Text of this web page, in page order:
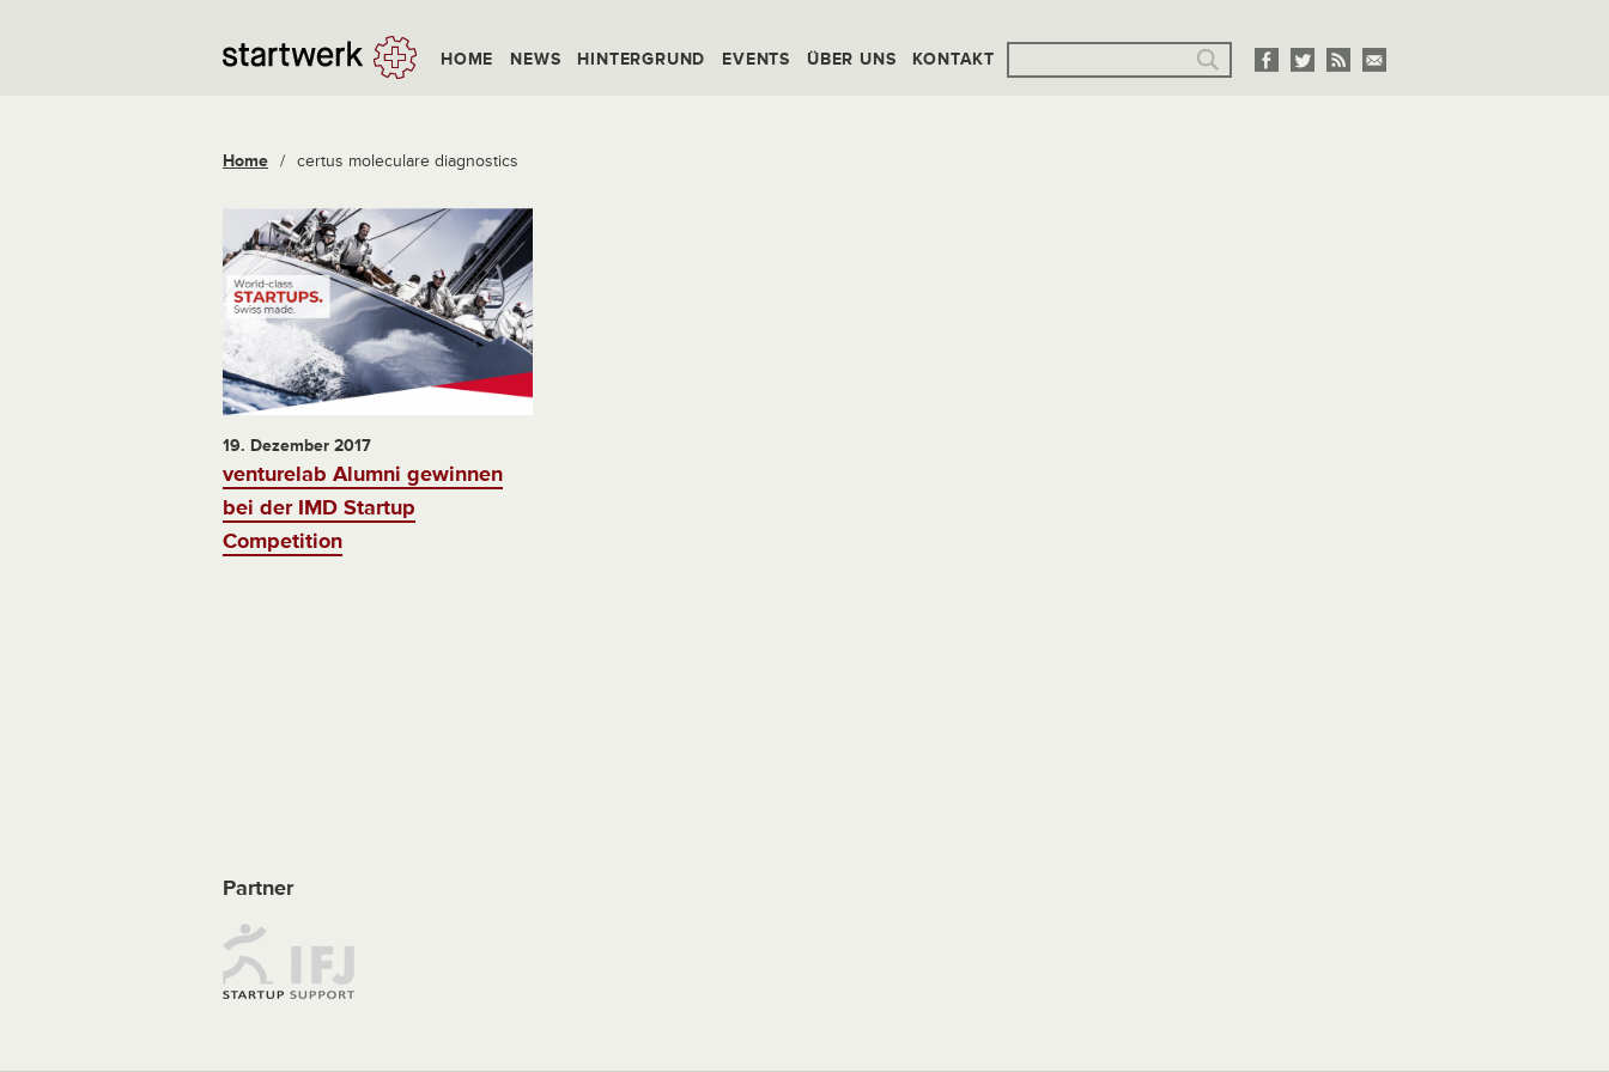
HOME NEWS HINTERGRUND EVENTS ÜBER UNS KONTAKT
Home / certus moleculare diagnostics
19. Dezember 2017
venturelab Alumni gewinnen
bei der IMD Startup
Competition
Partner